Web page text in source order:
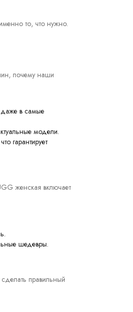
то, что нужно.
почему наши
даже в самые
модели.
гарантирует
женская включает
шедевры.
правильный